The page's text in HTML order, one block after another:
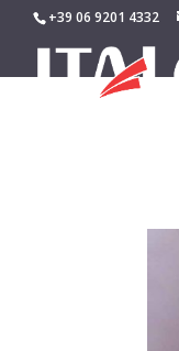
+39 06 9201 4332